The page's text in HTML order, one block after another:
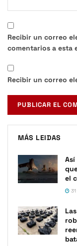
Recibir un correo
comentarios a esta
Recibir un correo
MÁS LEIDAS
Así
el